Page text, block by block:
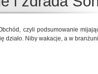
czyli podsumowanie
działo. Niby wakacje, a w